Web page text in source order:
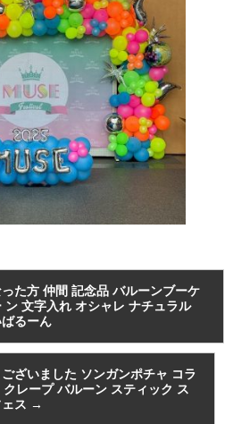
た方 仲間 記念品 バルーンブーケ
ン 文字入れ オシャレ ナチュラル
るーん
ざいました ソンガンポチャ コラ
レープ バルーン スティック ス
ス →